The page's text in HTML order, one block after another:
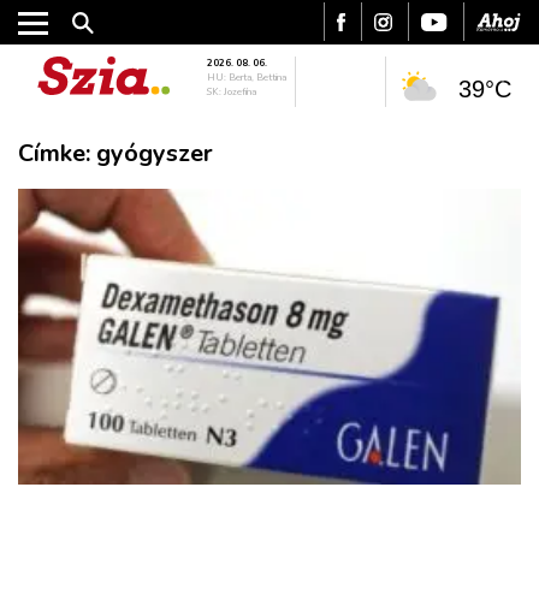
PODCAST
MIX
2026. 08. 06.
HU: Berta, Bettina
SK: Jozefína
39°C
Címke: gyógyszer